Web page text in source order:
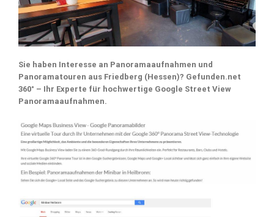
Sie haben Interesse an Panoramaaufnahmen und
Panoramatouren aus Friedberg (Hessen)? Gefunden.net
360° – Ihr Experte für hochwertige Google Street View
Panoramaaufnahmen.